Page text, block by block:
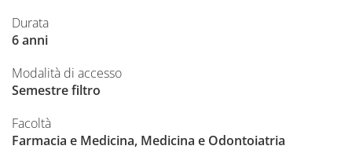
Durata
6 anni
Modalità di accesso
Semestre filtro
Facoltà
Farmacia e Medicina, Medicina e Odontoiatria